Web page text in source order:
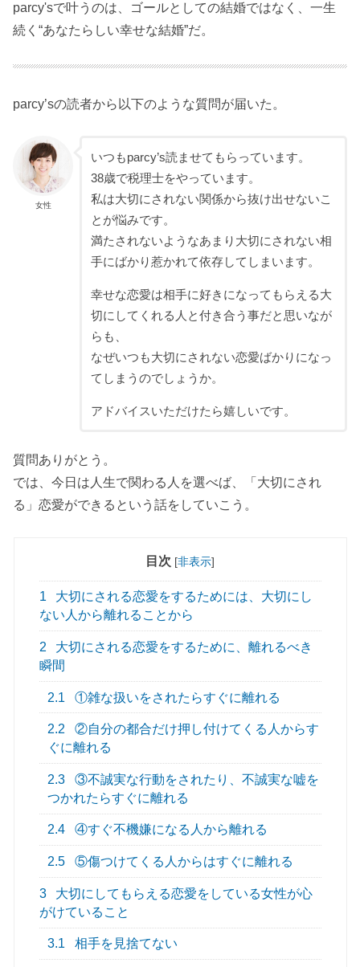
parcy'sで叶うのは、ゴールとしての結婚ではなく、一生
続く“あなたらしい幸せな結婚”だ。
parcy’sの読者から以下のような質問が届いた。
女性
いつもparcy’s読ませてもらっています。
38歳で税理士をやっています。
私は大切にされない関係から抜け出せないこ
とが悩みです。
満たされないようなあまり大切にされない相
手にばかり惹かれて依存してしまいます。
幸せな恋愛は相手に好きになってもらえる大
切にしてくれる人と付き合う事だと思いなが
らも、
なぜいつも大切にされない恋愛ばかりになっ
てしまうのでしょうか。
アドバイスいただけたら嬉しいです。
質問ありがとう。
では、今日は人生で関わる人を選べば、「大切にされ
る」恋愛ができるという話をしていこう。
目次 [非表示]
1
大切にされる恋愛をするためには、大切にし
ない人から離れることから
2
大切にされる恋愛をするために、離れるべき
瞬間
2.1 ①雑な扱いをされたらすぐに離れる
2.2
②自分の都合だけ押し付けてくる人からす
ぐに離れる
2.3
③不誠実な行動をされたり、不誠実な嘘を
つかれたらすぐに離れる
2.4 ④すぐ不機嫌になる人から離れる
2.5 ⑤傷つけてくる人からはすぐに離れる
3
大切にしてもらえる恋愛をしている女性が心
がけていること
3.1 相手を見捨てない